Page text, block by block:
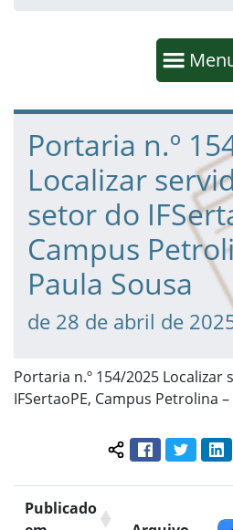
Fim da navegação
Início do conteúdo
Portaria n.º
Localizar
setor do
Campus
Paula Sousa
de 28 de abril de
Portaria n.º 154/2025
IFSertaoPE, Campus Petrolina
Compartilhar
FacebookTwitter
Publicado